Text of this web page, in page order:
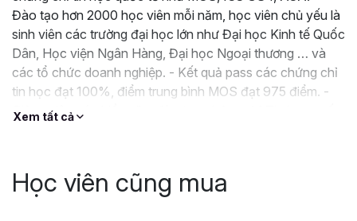
thành thạo việc tạo video PowerPoint và có thể tạo video
hoạt hình theo ý muốn. Và với nhiều kinh nghiệm hơn, bạn
sẽ trở nên hiệu quả hơn. Hoàn toàn có thể sản xuất một
video mỗi ngày!
Tạo video bằng PowerPoint là một sự thỏa hiệp tuyệt vời
so với hầu hết các phần mềm cụ thể.
Đào tạo hơn 2000 học viên mỗi năm, học viên chủ yếu là
sinh viên các trường đại học lớn như Đại học Kinh tế Quốc
Dân, Học viện Ngân Hàng, Đại học Ngoại thương … và
các tổ chức doanh nghiệp. - Kết quả pass các chứng chỉ
tin học đạt 100%, điểm trung bình MOS đạt 975 điểm. -
Giảng viên có nhiều năm đào tạo chứng chỉ Tin học quốc
Xem tất cả
Học viên cũng mua